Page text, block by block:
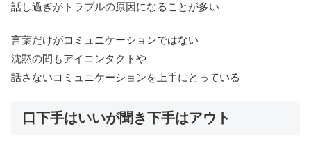
話し過ぎがトラブルの原因になることが多い
言葉だけがコミュニケーションではない
沈黙の間もアイコンタクトや
話さないコミュニケーションを上手にとっている
口下手はいいが聞き下手はアウト